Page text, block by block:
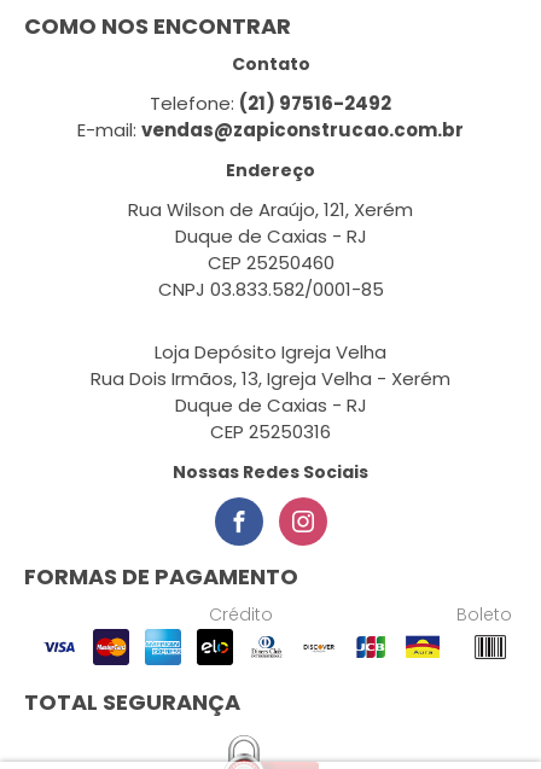
COMO NOS ENCONTRAR
Contato
Telefone: (21) 97516-2492
E-mail: vendas@zapiconstrucao.com.br
Endereço
Rua Wilson de Araújo, 121, Xerém
Duque de Caxias - RJ
CEP 25250460
CNPJ 03.833.582/0001-85
Loja Depósito Igreja Velha
Rua Dois Irmãos, 13, Igreja Velha - Xerém
Duque de Caxias - RJ
CEP 25250316
Nossas Redes Sociais
FORMAS DE PAGAMENTO
Crédito Boleto
TOTAL SEGURANÇA